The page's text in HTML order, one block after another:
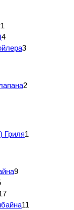
4
3
2
Гриля1
9
11